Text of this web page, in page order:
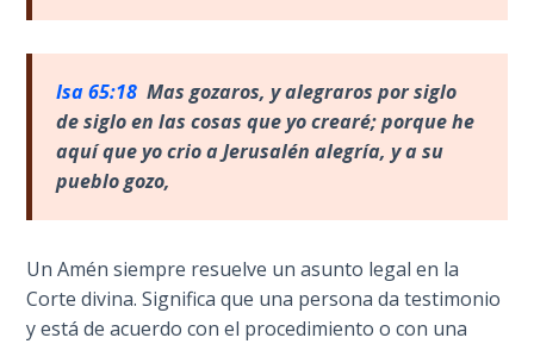
Deuteronomy:
The Second
Law - Speech
8
The Second
Law - Speech
9
Isa 65:18 Mas gozaros, y alegraros por siglo
de siglo en las cosas que yo crearé; porque he
aquí que yo crio a Jerusalén alegría, y a su
pueblo gozo,
Un Amén siempre resuelve un asunto legal en la
Corte divina. Significa que una persona da testimonio
y está de acuerdo con el procedimiento o con una